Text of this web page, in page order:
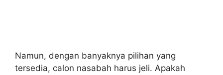
Namun, dengan banyaknya pilihan yang
tersedia, calon nasabah harus jeli. Apakah